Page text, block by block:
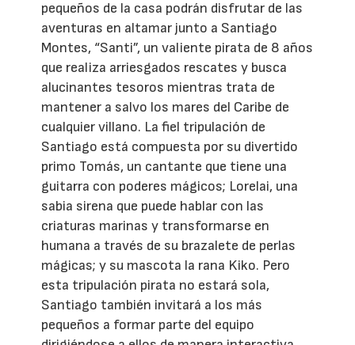
pequeños de la casa podrán disfrutar de las
aventuras en altamar junto a Santiago
Montes, “Santi”, un valiente pirata de 8 años
que realiza arriesgados rescates y busca
alucinantes tesoros mientras trata de
mantener a salvo los mares del Caribe de
cualquier villano. La fiel tripulación de
Santiago está compuesta por su divertido
primo Tomás, un cantante que tiene una
guitarra con poderes mágicos; Lorelai, una
sabia sirena que puede hablar con las
criaturas marinas y transformarse en
humana a través de su brazalete de perlas
mágicas; y su mascota la rana Kiko. Pero
esta tripulación pirata no estará sola,
Santiago también invitará a los más
pequeños a formar parte del equipo